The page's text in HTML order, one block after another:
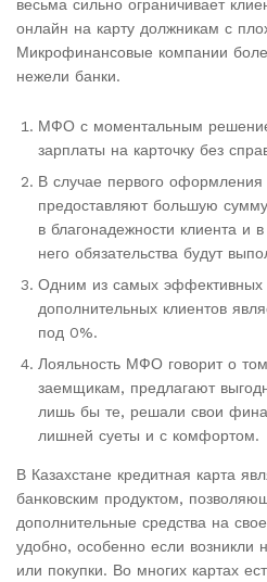
весьма сильно ограничивает
онлайн на карту должникам с
Микрофинансовые компании
нежели банки.
МФО с моментальным
зарплаты на карточку без
В случае первого
предоставляют большую
в благонадежности клиента и
него обязательства будут
Одним из самых эффективных
дополнительных клиентов
под 0%.
Лояльность МФО говорит о
заемщикам, предлагают
лишь бы те, решали свои
лишней суеты и с комфортом.
В Казахстане кредитная карта
банковским продуктом,
дополнительные средства на
удобно, особенно если возникли
или покупки. Во многих картах